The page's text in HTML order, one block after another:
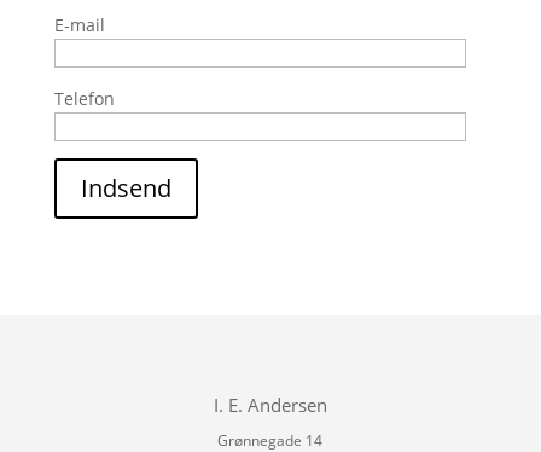
E-mail
Telefon
Indsend
I. E. Andersen
Grønnegade 14